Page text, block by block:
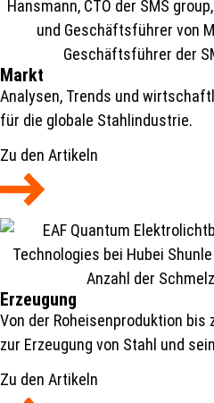
Markt
Analysen, Trends und
für die globale Stahlindustrie.
Zu den Artikeln
Erzeugung
Von der Roheisenproduktion
zur Erzeugung von Stahl und
Zu den Artikeln